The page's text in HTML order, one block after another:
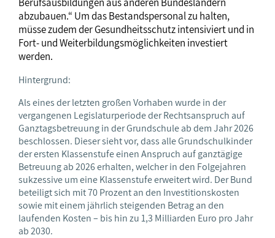
abzubauen.“ Um das Bestandspersonal zu halten,
müsse zudem der Gesundheitsschutz intensiviert und in
Fort- und Weiterbildungsmöglichkeiten investiert
werden.
Hintergrund:
Als eines der letzten großen Vorhaben wurde in der
vergangenen Legislaturperiode der Rechtsanspruch auf
Ganztagsbetreuung in der Grundschule ab dem Jahr 2026
beschlossen. Dieser sieht vor, dass alle Grundschulkinder
der ersten Klassenstufe einen Anspruch auf ganztägige
Betreuung ab 2026 erhalten, welcher in den Folgejahren
sukzessive um eine Klassenstufe erweitert wird. Der Bund
beteiligt sich mit 70 Prozent an den Investitionskosten
sowie mit einem jährlich steigenden Betrag an den
laufenden Kosten – bis hin zu 1,3 Milliarden Euro pro Jahr
ab 2030.